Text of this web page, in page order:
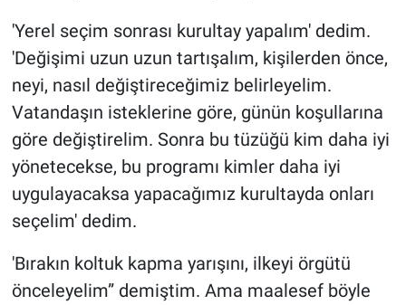
'Yerel seçim sonrası kurultay yapalım' dedim.
'Değişimi uzun uzun tartışalım, kişilerden önce,
neyi, nasıl değiştireceğimiz belirleyelim.
Vatandaşın isteklerine göre, günün koşullarına
göre değiştirelim. Sonra bu tüzüğü kim daha iyi
yönetecekse, bu programı kimler daha iyi
uygulayacaksa yapacağımız kurultayda onları
seçelim' dedim.
'Bırakın koltuk kapma yarışını, ilkeyi örgütü
önceleyelim” demiştim. Ama maalesef böyle